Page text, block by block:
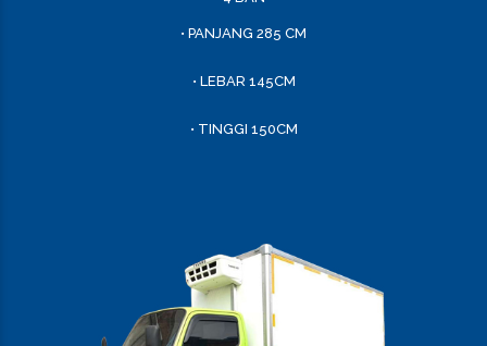
• PANJANG 285 CM
• LEBAR 145CM
• TINGGI 150CM